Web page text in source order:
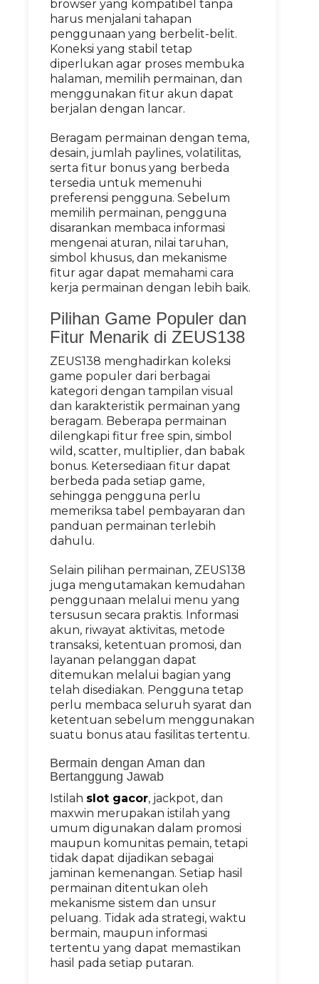
browser yang kompatibel tanpa
harus menjalani tahapan
penggunaan yang berbelit-belit.
Koneksi yang stabil tetap
diperlukan agar proses membuka
halaman, memilih permainan, dan
menggunakan fitur akun dapat
berjalan dengan lancar.
Beragam permainan dengan tema,
desain, jumlah paylines, volatilitas,
serta fitur bonus yang berbeda
tersedia untuk memenuhi
preferensi pengguna. Sebelum
memilih permainan, pengguna
disarankan membaca informasi
mengenai aturan, nilai taruhan,
simbol khusus, dan mekanisme
fitur agar dapat memahami cara
kerja permainan dengan lebih baik.
Pilihan Game Populer dan
Fitur Menarik di ZEUS138
ZEUS138 menghadirkan koleksi
game populer dari berbagai
kategori dengan tampilan visual
dan karakteristik permainan yang
beragam. Beberapa permainan
dilengkapi fitur free spin, simbol
wild, scatter, multiplier, dan babak
bonus. Ketersediaan fitur dapat
berbeda pada setiap game,
sehingga pengguna perlu
memeriksa tabel pembayaran dan
panduan permainan terlebih
dahulu.
Selain pilihan permainan, ZEUS138
juga mengutamakan kemudahan
penggunaan melalui menu yang
tersusun secara praktis. Informasi
akun, riwayat aktivitas, metode
transaksi, ketentuan promosi, dan
layanan pelanggan dapat
ditemukan melalui bagian yang
telah disediakan. Pengguna tetap
perlu membaca seluruh syarat dan
ketentuan sebelum menggunakan
suatu bonus atau fasilitas tertentu.
Bermain dengan Aman dan
Bertanggung Jawab
Istilah slot gacor, jackpot, dan
maxwin merupakan istilah yang
umum digunakan dalam promosi
maupun komunitas pemain, tetapi
tidak dapat dijadikan sebagai
jaminan kemenangan. Setiap hasil
permainan ditentukan oleh
mekanisme sistem dan unsur
peluang. Tidak ada strategi, waktu
bermain, maupun informasi
tertentu yang dapat memastikan
hasil pada setiap putaran.